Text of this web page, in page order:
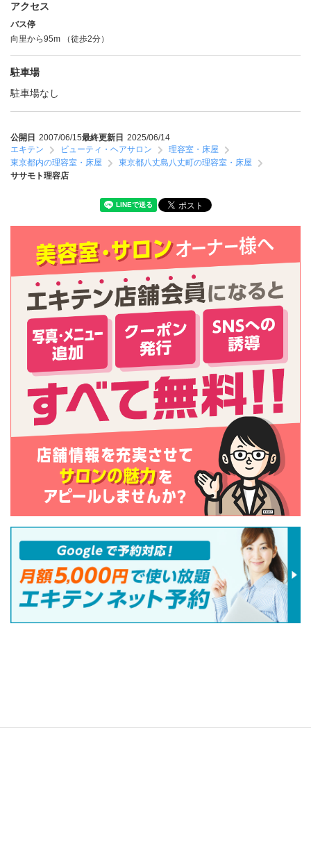
アクセス
バス停
向里から95m （徒歩2分）
駐車場
駐車場なし
公開日 2007/06/15最終更新日 2025/06/14
エキテン
ビューティ・ヘアサロン
理容室・床屋
東京都内の理容室・床屋
東京都八丈島八丈町の理容室・床屋
ササモト理容店